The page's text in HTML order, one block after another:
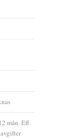
mån. Eff.